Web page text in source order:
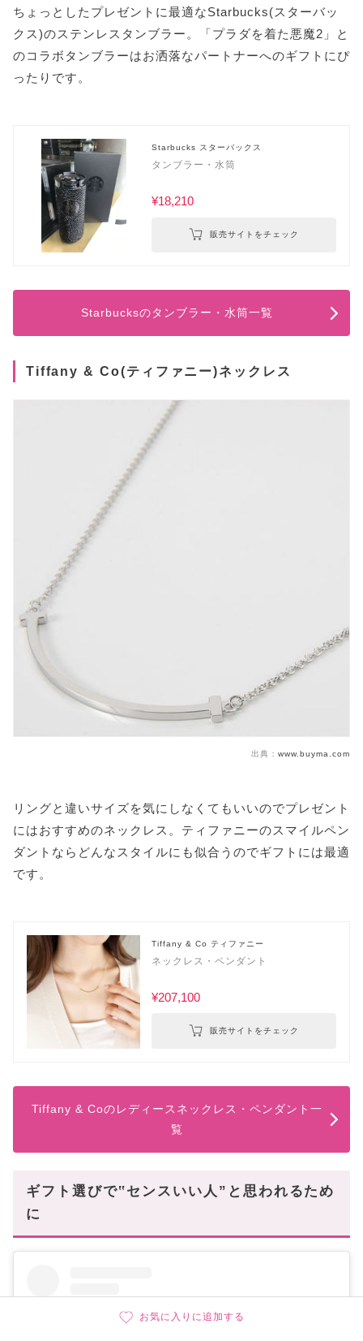
ちょっとしたプレゼントに最適なStarbucks(スターバッ
クス)のステンレスタンブラー。「プラダを着た悪魔2」と
のコラボタンブラーはお洒落なパートナーへのギフトにぴ
ったりです。
Starbucks スターバックス
タンブラー・水筒
¥18,210
販売サイトをチェック
Starbucksのタンブラー・水筒一覧
Tiffany & Co(ティファニー)ネックレス
出典： www.buyma.com
リングと違いサイズを気にしなくてもいいのでプレゼント
にはおすすめのネックレス。ティファニーのスマイルペン
ダントならどんなスタイルにも似合うのでギフトには最適
です。
Tiffany & Co ティファニー
ネックレス・ペンダント
¥207,100
販売サイトをチェック
Tiffany & Coのレディースネックレス・ペンダント一
覧
ギフト選びで‟センスいい人”と思われるため
に
お気に入りに追加する